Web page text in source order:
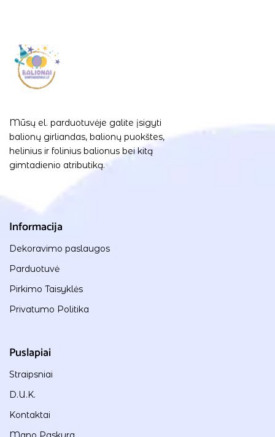
Mūsų el. parduotuvėje galite įsigyti
balionų girliandas, balionų puokštes,
helinius ir folinius balionus bei kitą
gimtadienio atributiką.
Informacija
Dekoravimo paslaugos
Parduotuvė
Pirkimo Taisyklės
Privatumo Politika
Puslapiai
Straipsniai
D.U.K.
Kontaktai